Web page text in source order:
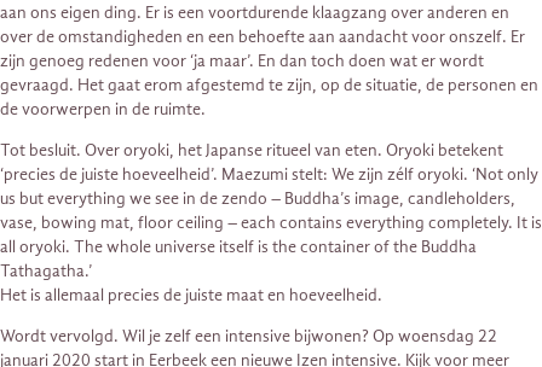
aan ons eigen ding. Er is een voortdurende klaagzang over anderen en
over de omstandigheden en een behoefte aan aandacht voor onszelf. Er
zijn genoeg redenen voor ‘ja maar’. En dan toch doen wat er wordt
gevraagd. Het gaat erom afgestemd te zijn, op de situatie, de personen en
de voorwerpen in de ruimte.
Tot besluit. Over oryoki, het Japanse ritueel van eten. Oryoki betekent
‘precies de juiste hoeveelheid’. Maezumi stelt: We zijn zélf oryoki. ‘Not only
us but everything we see in de zendo – Buddha’s image, candleholders,
vase, bowing mat, floor ceiling – each contains everything completely. It is
all oryoki. The whole universe itself is the container of the Buddha
Tathagatha.’
Het is allemaal precies de juiste maat en hoeveelheid.
Wordt vervolgd. Wil je zelf een intensive bijwonen? Op woensdag 22
januari 2020 start in Eerbeek een nieuwe Izen intensive. Kijk voor meer